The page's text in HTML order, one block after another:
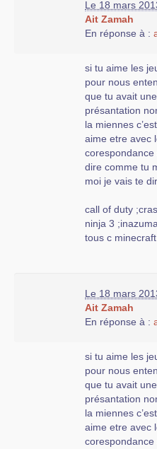
Le 18 mars
Ait Zamah
En réponse à :
si tu aime les
pour nous
que tu avait
présantation
la miennes
aime etre avec
corespondance
dire comme tu
moi je vais te
call of duty
ninja 3
tous c minecraft
Le 18 mars
Ait Zamah
En réponse à :
si tu aime les
pour nous
que tu avait
présantation
la miennes
aime etre avec
corespondance